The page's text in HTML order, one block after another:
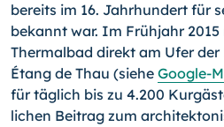
bereits im 16. Jahrhundert für
bekannt war. Im Frühjahr
Thermalbad direkt am Ufer
Étang de Thau (siehe Google-
für täglich bis zu 4.200
lichen Beitrag zum